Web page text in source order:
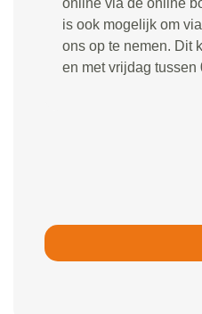
online via de online
is ook mogelijk om
ons op te nemen. Dit
en met vrijdag tussen